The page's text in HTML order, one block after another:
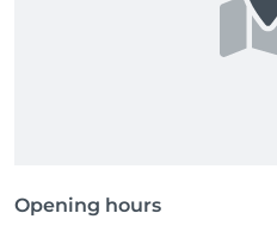
Opening hours